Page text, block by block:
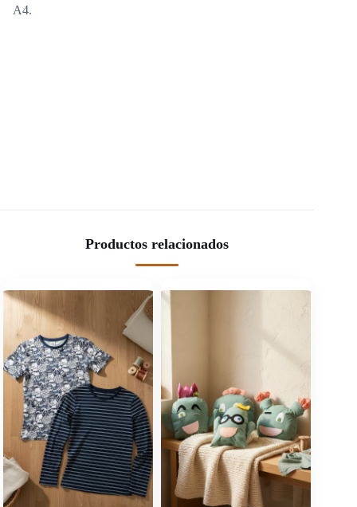
A4.
Productos relacionados